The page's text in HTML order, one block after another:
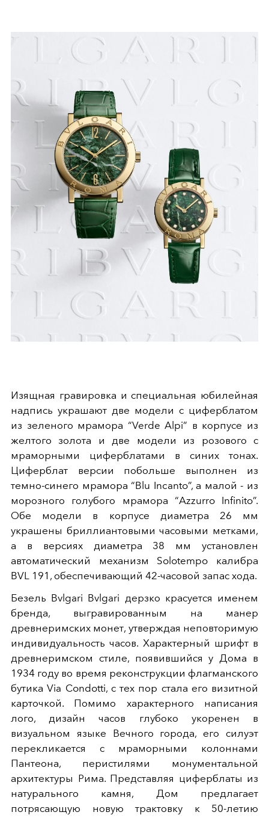
Изящная гравировка и специальная юбилейная
надпись украшают две модели с циферблатом
из зеленого мрамора “Verde Alpi” в корпусе из
желтого золота и две модели из розового с
мраморными циферблатами в синих тонах.
Циферблат версии побольше выполнен из
темно-синего мрамора “Blu Incanto”, а малой - из
морозного голубого мрамора “Azzurro Infinito”.
Обе модели в корпусе диаметра 26 мм
украшены бриллиантовыми часовыми метками,
а в версиях диаметра 38 мм установлен
автоматический механизм Solotempo калибра
BVL 191, обеспечивающий 42-часовой запас хода.
Безель Bvlgari Bvlgari дерзко красуется именем
бренда, выгравированным на манер
древнеримских монет, утверждая неповторимую
индивидуальность часов. Характерный шрифт в
древнеримском стиле, появившийся у Дома в
1934 году во время реконструкции флагманского
бутика Via Condotti, с тех пор стала его визитной
карточкой. Помимо характерного написания
лого, дизайн часов глубоко укоренен в
визуальном языке Вечного города, его силуэт
перекликается с мраморными колоннами
Пантеона, перистилями монументальной
архитектуры Рима. Представляя циферблаты из
натурального камня, Дом предлагает
потрясающую новую трактовку к 50-летию